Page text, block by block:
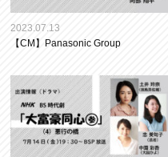
2023.07.13
【CM】Panasonic Group